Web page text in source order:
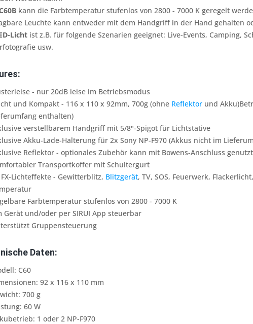
kann die Farbtemperatur stufenlos von 2800 - 7000 K geregelt
Leuchte kann entweder mit dem Handgriff in der Hand gehalten
Licht ist z.B. für folgende Szenarien geeignet: Live-Events, Camping,
usw.
- nur 20dB leise im Betriebsmodus
und Kompakt - 116 x 110 x 92mm, 700g (ohne Reflektor und
enthalten)
verstellbarem Handgriff mit 5/8"-Spigot für Lichtstative
Akku-Lade-Halterung für 2x Sony NP-F970 (Akkus nicht im
Reflektor - optionales Zubehör kann mit Bowens-Anschluss
Transportkoffer mit Schultergurt
FX-Lichteffekte - Gewitterblitz, Blitzgerät, TV, SOS, Feuerwerk,
Farbtemperatur stufenlos von 2800 - 7000 K
Gerät und/oder per SIRUI App steuerbar
Gruppensteuerung
Daten:
C60
92 x 116 x 110 mm
700 g
60 W
1 oder 2 NP-F970